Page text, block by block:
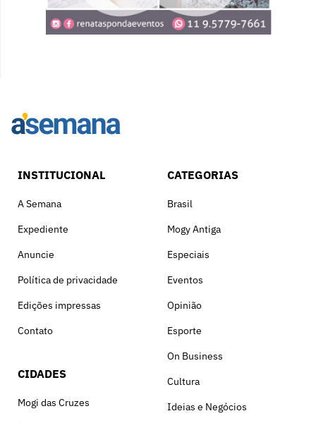
INSTITUCIONAL
A Semana
Expediente
Anuncie
Política de privacidade
Edições impressas
Contato
CIDADES
Mogi das Cruzes
CATEGORIAS
Brasil
Mogy Antiga
Especiais
Eventos
Opinião
Esporte
On Business
Cultura
Ideias e Negócios